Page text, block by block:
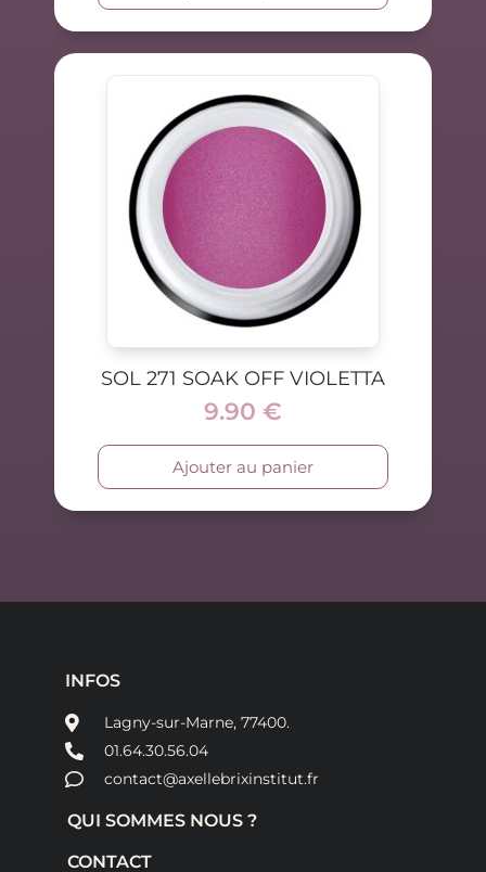
SOL 271 SOAK OFF VIOLETTA
9.90 €
Ajouter au panier
INFOS
Lagny-sur-Marne, 77400.
01.64.30.56.04
contact@axellebrixinstitut.fr
QUI SOMMES NOUS ?
CONTACT